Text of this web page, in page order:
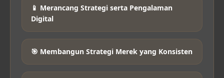
📱 Merancang Strategi serta Pengalaman
Digital
🎯 Membangun Strategi Merek yang Konsisten